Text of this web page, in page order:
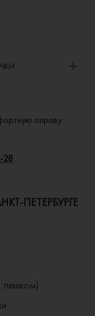
оправу
28
ПЕТЕРБУРГЕ
пешком)